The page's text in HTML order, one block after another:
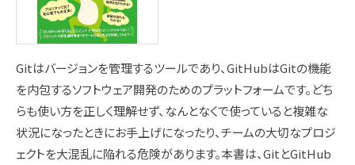
Gitはバージョンを管理するツールであり、GitHubはGitの機能
を内包するソフトウェア開発のためのプラットフォームです。どち
らも使い方を正しく理解せず、なんとなくで使っていると複雑な
状況になったときにお手上げになったり、チームの大切なプロジ
ェクトを大混乱に陥れる危険があります。本書は、GitとGitHub